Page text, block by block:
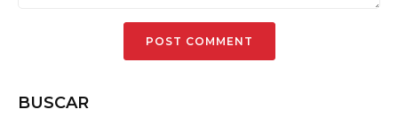
BUSCAR